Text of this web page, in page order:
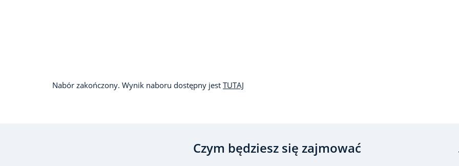
Nabór zakończony. Wynik naboru dostępny jest TUTAJ
Czym będziesz się zajmować